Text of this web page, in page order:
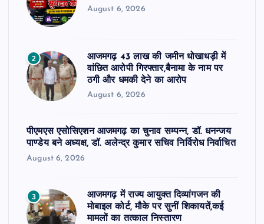
August 6, 2026
2
आजमगढ़ 43 लाख की जमीन धोखाधड़ी में
वांछित आरोपी गिरफ्तार,बैनामा के नाम पर
ठगी और धमकी देने का आरोप
August 6, 2026
पीएमएस एसोसिएशन आजमगढ़ का चुनाव सम्पन्न, डॉ. धनन्जय
पाण्डेय बने अध्यक्ष, डॉ. अलेन्द्र कुमार सचिव निर्विरोध निर्वाचित
August 6, 2026
3
आजमगढ़ में राज्य आयुक्त दिव्यांगजन की
मोबाइल कोर्ट, मौके पर सुनीं शिकायतें,कई
मामलों का तत्काल निस्तारण